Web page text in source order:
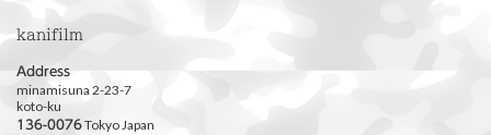
kanifilm
Address
minamisuna 2-23-7
koto-ku
136-0076Tokyo Japan